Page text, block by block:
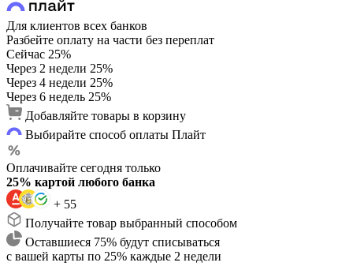
Для клиентов всех банков
Разбейте оплату на части без переплат
Сейчас 25%
Через 2 недели 25%
Через 4 недели 25%
Через 6 недель 25%
Добавляйте товары в корзину
Выбирайте способ оплаты Плайт
Оплачивайте сегодня только
25% картой любого банка
+ 55
Получайте товар выбранный способом
Оставшиеся 75% будут списываться
с вашей карты по 25% каждые 2 недели